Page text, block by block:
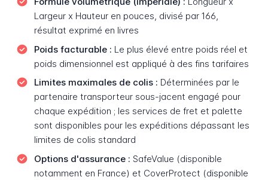
Largeur x Hauteur en pouces, divisé par 166,
résultat exprimé en livres
Poids facturable : Le plus élevé entre poids réel et
poids dimensionnel est appliqué à des fins tarifaires
Limites maximales de colis : Déterminées par le
partenaire transporteur sous-jacent engagé pour
chaque expédition ; les services de fret et palette
sont disponibles pour les expéditions dépassant les
limites de colis standard
Options d'assurance : SafeValue (disponible
notamment en France) et CoverProtect (disponible